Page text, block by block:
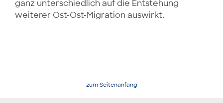
ganz unterschiedlich auf die Entstehung
weiterer Ost-Ost-Migration auswirkt.
zum Seitenanfang